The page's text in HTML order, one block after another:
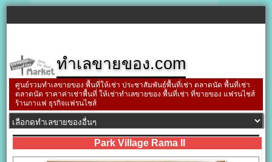
ทำเลขายของ.com
ศูนย์รวมทำเลขายของ พื้นที่ให้เช่า ประชาสัมพันธ์พื้นที่เช่า ตลาดนัด พื้นที่เช่า
ตลาดนัด ราคาค่าเช่าพื้นที่ ให้เช่าทำเลขายของ พื้นที่เช่า ที่ขายของ แฟรนไชส์
ร้านกาแฟ ธุรกิจแฟรนไชส์
Park Village Rama II